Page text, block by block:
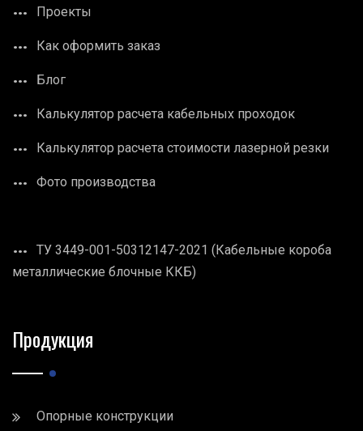
Проекты
Как оформить заказ
Блог
Калькулятор расчета кабельных проходок
Калькулятор расчета стоимости лазерной резки
Фото производства
ТУ 3449-001-50312147-2021 (Кабельные короба
металлические блочные ККБ)
Продукция
Опорные конструкции